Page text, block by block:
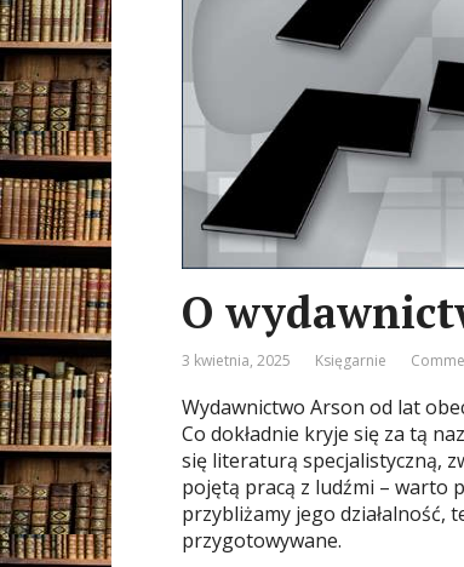
O
3 kwietnia, 2025 Księgarnie
Wydawnictwo Arson od lat
Co dokładnie kryje się za tą
się literaturą specjalistyczną,
pojętą pracą z ludźmi – warto
przybliżamy jego działalność,
przygotowywane.